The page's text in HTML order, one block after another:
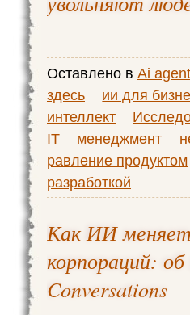
Оставлено в Ai
здесь
ии для
интеллект
IT
менеджмент
равление продуктом
разработкой
Как ИИ
корпораций:
Conversations